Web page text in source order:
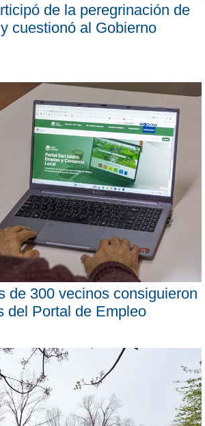
de la peregrinación de
cuestionó al Gobierno
de 300 vecinos consiguieron
del Portal de Empleo